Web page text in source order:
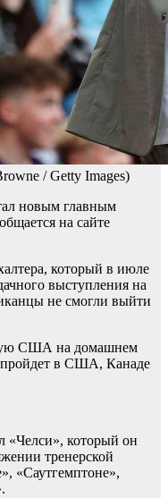
/ Getty Images)
новым главным
на сайте
который в июле
выступления на
не смогли выйти
США на домашнем
пройдет в США, Канаде
«Челси», который он
тренерской
«Саутгемптоне»,